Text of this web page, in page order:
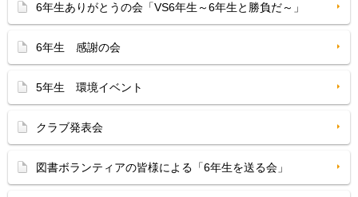
6年生ありがとうの会「VS6年生～6年生と勝負だ～」
6年生 感謝の会
5年生 環境イベント
クラブ発表会
図書ボランティアの皆様による「6年生を送る会」